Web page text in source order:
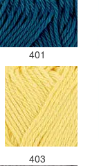
401
403